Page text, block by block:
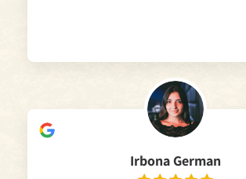
Irbona German